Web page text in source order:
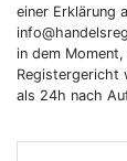
einer Erklärung
in dem
Registergericht
als 24h nach